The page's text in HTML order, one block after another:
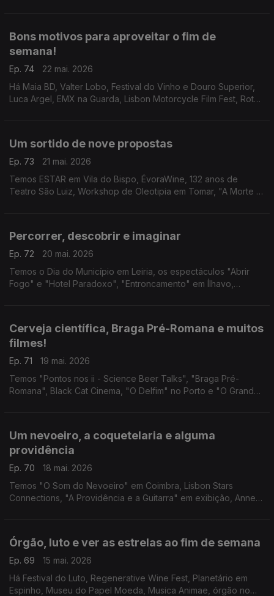
Bons motivos para aproveitar o fim de
semana!
Ep. 74
22 mai. 2026
Há Maia BD, Valter Lobo, Festival do Vinho e Douro Superior,
Luca Argel, EMX na Guarda, Lisbon Motorcycle Film Fest, Rota
Um sortido de nove propostas
Ep. 73
21 mai. 2026
Temos ESTAR em Vila do Bispo, ÉvoraWine, 132 anos de
Teatro São Luiz, Workshop de Oleotipia em Tomar, "A Morte e
Percorrer, descobrir e imaginar
Ep. 72
20 mai. 2026
Temos o Dia do Município em Leiria, os espectáculos "Abrir
Fogo" e "Hotel Paradoxo", "Entroncamento" em Ílhavo,
Cerveja científica, Braga Pré-Romana e muitos
filmes!
Ep. 71
19 mai. 2026
Temos "Pontos nos ii - Science Beer Talks", "Braga Pré-
Romana", Black Cat Cinema, "O Delfim" no Porto e "O Grande
Um nevoeiro, a coquetelaria e alguma
providência
Ep. 70
18 mai. 2026
Temos "O Som do Nevoeiro" em Coimbra, Lisbon Stars
Connections, "A Providência e a Guitarra" em exibição, Anne
Órgão, luto e ver as estrelas ao fim de semana
Ep. 69
15 mai. 2026
Há Festival do Luto, Regenerative Wine Fest, Planetário em
Espinho, Museu do Papel Moeda, Musica Animae, órgão no